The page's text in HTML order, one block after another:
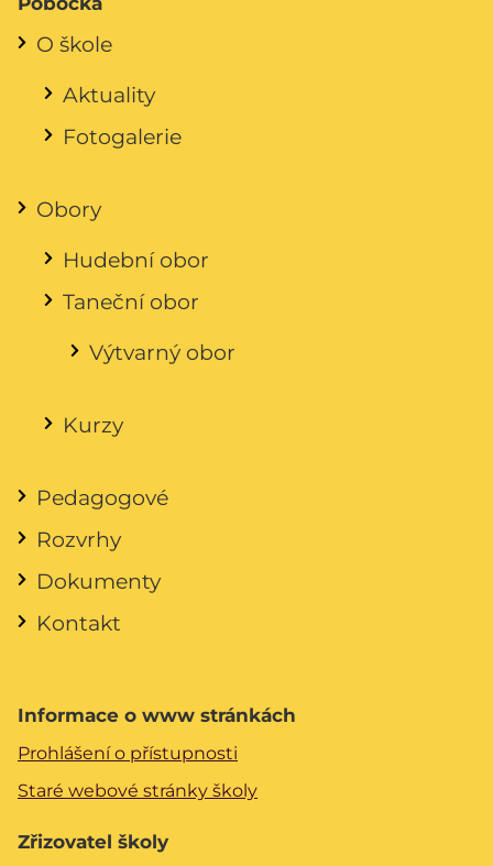
O škole
Aktuality
Fotogalerie
Obory
Hudební obor
Taneční obor
Výtvarný obor
Kurzy
Pedagogové
Rozvrhy
Dokumenty
Kontakt
Informace o www stránkách
Prohlášení o přístupnosti
Staré webové stránky školy
Zřizovatel školy